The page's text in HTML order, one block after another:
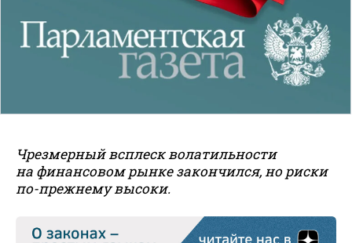
Чрезмерный всплеск волатильности
на финансовом рынке закончился, но риски
по-прежнему высоки.